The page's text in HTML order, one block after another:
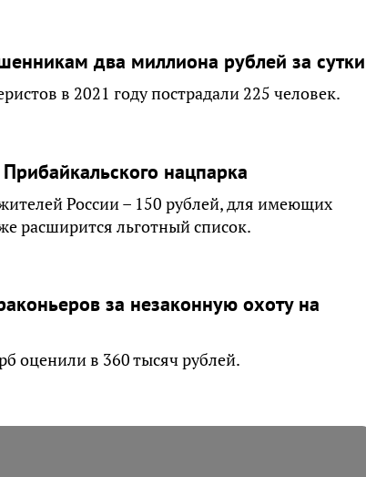
два миллиона рублей за сутки
в 2021 году пострадали 225 человек.
нацпарка
России – 150 рублей, для имеющих
расширится льготный список.
за незаконную охоту на
оценили в 360 тысяч рублей.